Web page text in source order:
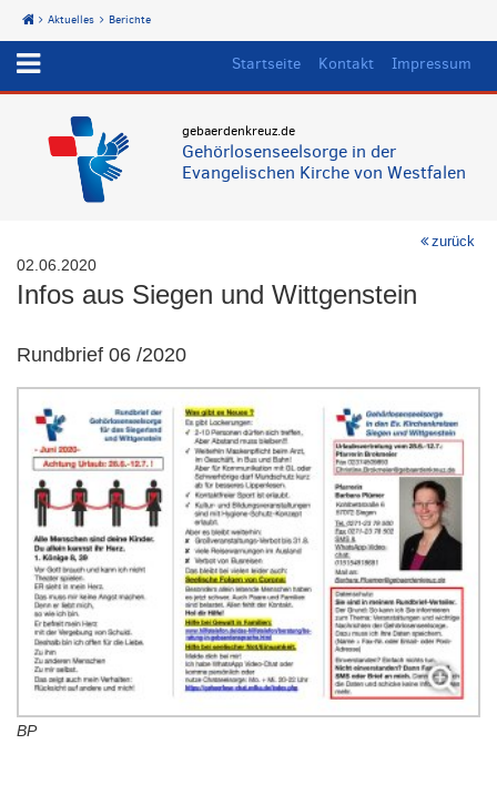
Start
Aktuelles Berichte
Startseite Kontakt Impressum
gebaerdenkreuz.de
Gehörlosenseelsorge in der
Evangelischen Kirche von Westfalen
zurück
02.06.2020
Infos aus Siegen und Wittgenstein
Rundbrief 06 /2020
BP